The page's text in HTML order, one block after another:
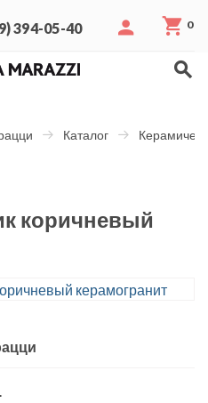
394-05-40 0
Каталог
коричневый